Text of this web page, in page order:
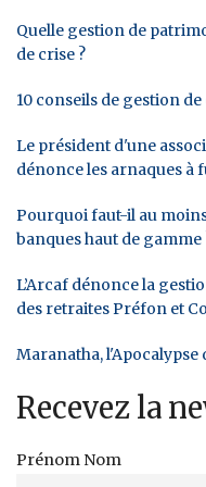
Quelle gestion de
de crise ?
10 conseils de gestion
Le président d'une
dénonce les arnaques à
Pourquoi faut-il au
banques haut de gamme
L’Arcaf dénonce la
des retraites Préfon et
Maranatha, l'Apocalypse
Recevez la
Prénom Nom